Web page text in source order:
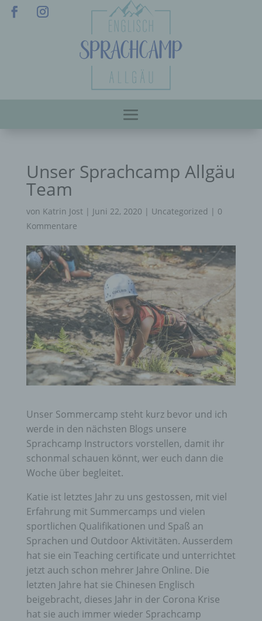
Unser Sprachcamp Allgäu
Team
von Katrin Jost| Juni 22, 2020 | Uncategorized | 0
Kommentare
Unser Sommercamp steht kurz bevor und ich
werde in den nächsten Blogs unsere
Sprachcamp Instructors vorstellen, damit ihr
schonmal schauen könnt, wer euch dann die
Woche über begleitet.
Katie ist letztes Jahr zu uns gestossen, mit viel
Erfahrung mit Summercamps und vielen
sportlichen Qualifikationen und Spaß an
Sprachen und Outdoor Aktivitäten. Ausserdem
hat sie ein Teaching certificate und unterrichtet
jetzt auch schon mehrer Jahre Online. Die
letzten Jahre hat sie Chinesen Englisch
beigebracht, dieses Jahr in der Corona Krise
hat sie auch immer wieder Sprachcamp